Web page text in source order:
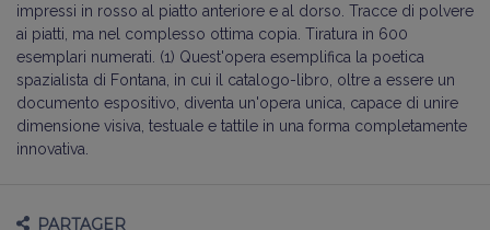
impressi in rosso al piatto anteriore e al dorso. Tracce di polvere
ai piatti, ma nel complesso ottima copia. Tiratura in 600
esemplari numerati. (1) Quest'opera esemplifica la poetica
spazialista di Fontana, in cui il catalogo-libro, oltre a essere un
documento espositivo, diventa un'opera unica, capace di unire
dimensione visiva, testuale e tattile in una forma completamente
innovativa.
PARTAGER